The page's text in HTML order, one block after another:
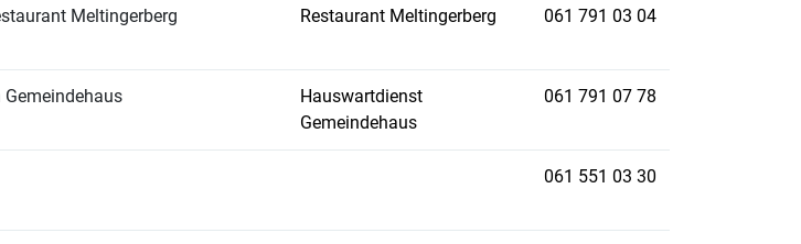
Meltingerberg Restaurant Meltingerberg 061 791 03 04
Hauswartdienst
Gemeindehaus
061 791 07 78
061 551 03 30